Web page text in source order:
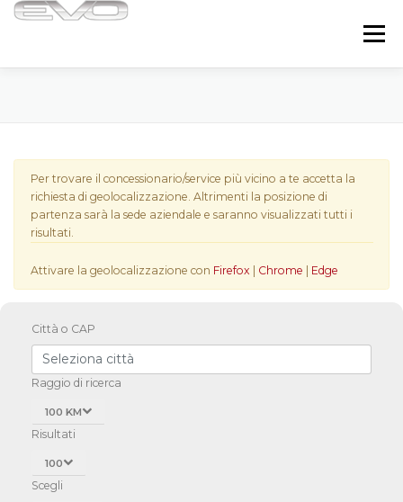
Passa
Menu
Per trovare il concessionario/service più vicino a te accetta la
richiesta di geolocalizzazione. Altrimenti la posizione di
partenza sarà la sede aziendale e saranno visualizzati tutti i
risultati.
Attivare la geolocalizzazione con Firefox | Chrome | Edge
Città o CAP
Raggio di ricerca
100 KM
Risultati
100
Scegli